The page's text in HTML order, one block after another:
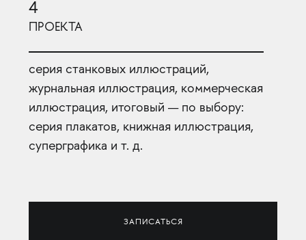
4
ПРОЕКТА
серия станковых иллюстраций,
журнальная иллюстрация, коммерческая
иллюстрация, итоговый — по выбору:
серия плакатов, книжная иллюстрация,
суперграфика и т. д.
ЗАПИСАТЬСЯ